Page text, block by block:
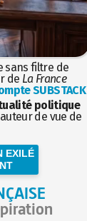
sans filtre de
de La France
SUBSTACK
politique
de vue de
EXILÉ